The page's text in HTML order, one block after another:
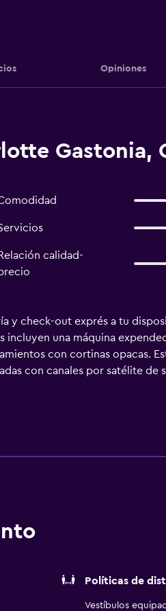
Opiniones
Gastonia,
calidad-
y check-out exprés a tu
una máquina
con cortinas opacas.
con canales por satélite de
ducha y bañera
escritorio y teléfono;
Políticas de
Vestíbulos